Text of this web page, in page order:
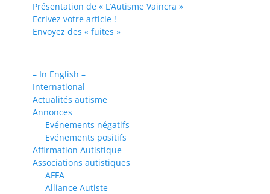
Présentation de « L’Autisme Vaincra »
Ecrivez votre article !
Envoyez des « fuites »
– In English –
International
Actualités autisme
Annonces
Evénements négatifs
Evénements positifs
Affirmation Autistique
Associations autistiques
AFFA
Alliance Autiste